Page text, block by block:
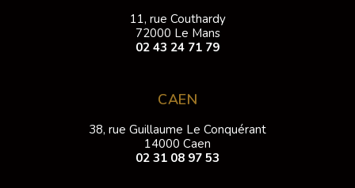
11, rue Couthardy
72000 Le Mans
02 43 24 71 79
CAEN
38, rue Guillaume Le Conquérant
14000 Caen
02 31 08 97 53